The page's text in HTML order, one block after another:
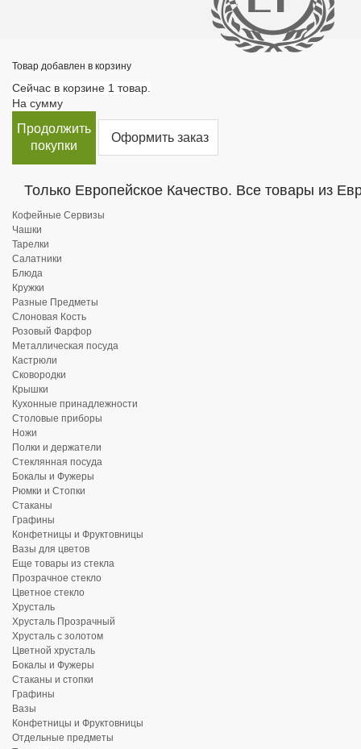
Товар добавлен в корзину
Сейчас в корзине 1 товар.
На сумму
Продолжить
покупки
Оформить заказ
Только Европейское Качество. Все товары из
Кофейные Сервизы
Чашки
Тарелки
Салатники
Блюда
Кружки
Разные Предметы
Слоновая Кость
Розовый Фарфор
Металлическая посуда
Кастрюли
Сковородки
Крышки
Кухонные принадлежности
Столовые приборы
Ножи
Полки и держатели
Стеклянная посуда
Бокалы и Фужеры
Рюмки и Стопки
Стаканы
Графины
Конфетницы и Фруктовницы
Вазы для цветов
Еще товары из стекла
Прозрачное стекло
Цветное стекло
Хрусталь
Хрусталь Прозрачный
Хрусталь с золотом
Цветной хрусталь
Бокалы и Фужеры
Стаканы и стопки
Графины
Вазы
Конфетницы и Фруктовницы
Отдельные предметы